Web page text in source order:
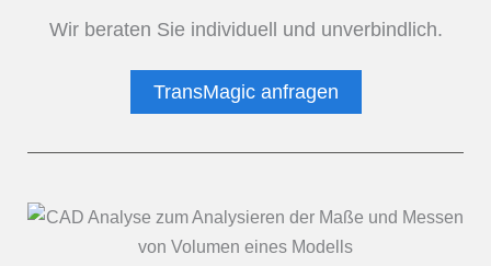
Wir beraten Sie individuell und unverbindlich.
TransMagic anfragen